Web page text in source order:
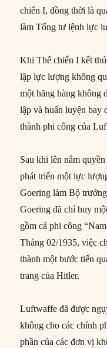
chiến I, đồng thời là
làm Tổng tư lệnh lực
Khi Thế chiến I kết
lập lực lượng không
một hãng hàng không
lập và huấn luyện bay
thành phi công của
Sau khi lên nắm
phát triển một lực
Goering làm Bộ
Goering đã chỉ huy
gồm cả phi công
Tháng 02/1935, việc
thành một bước tiến
trang của Hitler.
Luftwaffe đã được
không cho các chính
phần của các đơn vị